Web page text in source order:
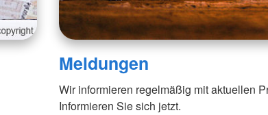
Meldungen
Wir informieren regelmäßig mit aktuellen
Informieren Sie sich jetzt.